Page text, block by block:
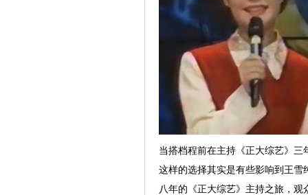
当搭档程前在主持《正大综艺》
这样的选择其实是有些影响到王
八年的《正大综艺》主持之旅，观